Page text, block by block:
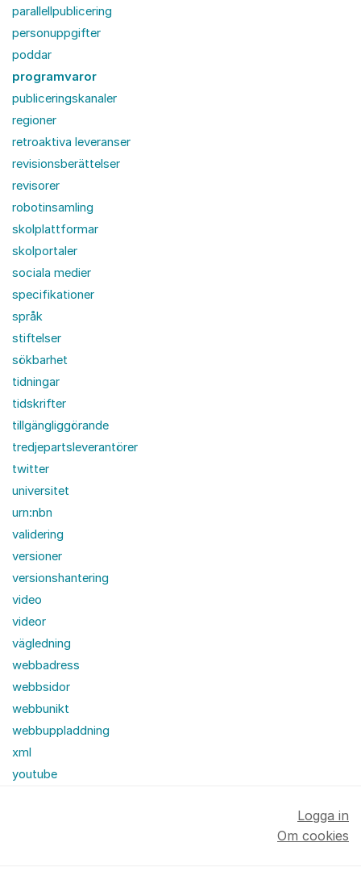
parallellpublicering
personuppgifter
poddar
programvaror
publiceringskanaler
regioner
retroaktiva leveranser
revisionsberättelser
revisorer
robotinsamling
skolplattformar
skolportaler
sociala medier
specifikationer
språk
stiftelser
sökbarhet
tidningar
tidskrifter
tillgängliggörande
tredjepartsleverantörer
twitter
universitet
urn:nbn
validering
versioner
versionshantering
video
videor
vägledning
webbadress
webbsidor
webbunikt
webbuppladdning
xml
youtube
Logga in
Om cookies